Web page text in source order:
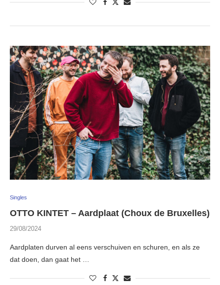
Singles
OTTO KINTET – Aardplaat (Choux de Bruxelles)
29/08/2024
Aardplaten durven al eens verschuiven en schuren, en als ze
dat doen, dan gaat het …